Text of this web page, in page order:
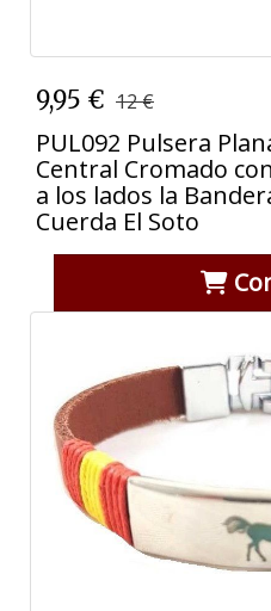
9,95 € 12 €
PUL092 Pulsera
Central Cromado
a los lados la
Cuerda El Soto